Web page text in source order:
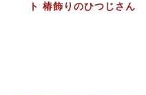
ト 椿飾りのひつじさん